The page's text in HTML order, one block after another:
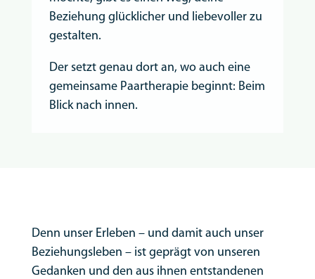
Beziehung glücklicher und liebevoller zu
gestalten.
Der setzt genau dort an, wo auch eine
gemeinsame Paartherapie beginnt: Beim
Blick nach innen.
Denn unser Erleben – und damit auch unser
Beziehungsleben – ist geprägt von unseren
Gedanken und den aus ihnen entstandenen